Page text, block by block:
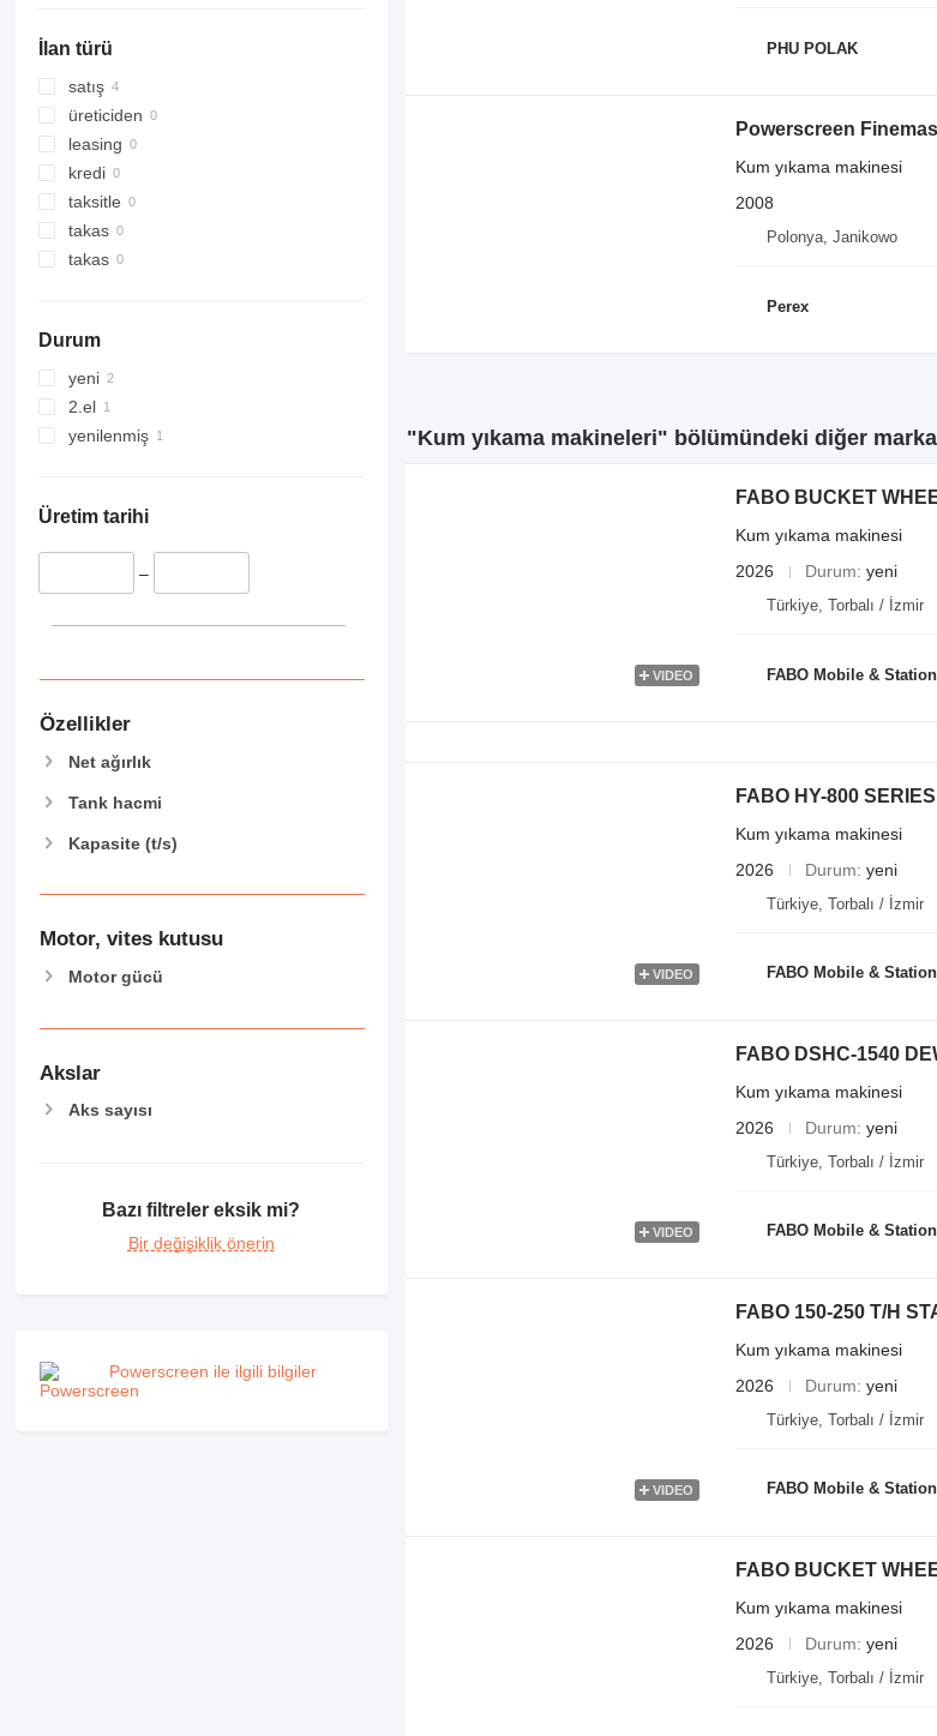
İlan türü
satış
üreticiden
leasing
kredi
taksitle
takas
takas
Durum
yeni
2.el
yenilenmiş
Üretim tarihi
–
Özellikler
Net ağırlık
Tank hacmi
Kapasite (t/s)
Motor, vites kutusu
Motor gücü
Akslar
Aks sayısı
Bazı filtreler eksik mi?
Bir değişiklik önerin
Powerscreen ile ilgili bilgiler
PHU POLAK
Powerscreen
Kum yıkama makinesi
2008
Polonya, Janikowo
Perex
"Kum yıkama makineleri" bölümündeki diğer
VIDEO
FABO BUCKET
Kum yıkama makinesi
2026
Durum yeni
Türkiye, Torbalı / İzmir
FABO Mobile & Stationary
VIDEO
FABO HY-800
Kum yıkama makinesi
2026
Durum yeni
Türkiye, Torbalı / İzmir
FABO Mobile & Stationary
VIDEO
FABO DSHC-1540
Kum yıkama makinesi
2026
Durum yeni
Türkiye, Torbalı / İzmir
FABO Mobile & Stationary
VIDEO
FABO 150-250 T/H
Kum yıkama makinesi
2026
Durum yeni
Türkiye, Torbalı / İzmir
FABO Mobile & Stationary
FABO BUCKET
Kum yıkama makinesi
2026
Durum yeni
Türkiye, Torbalı / İzmir